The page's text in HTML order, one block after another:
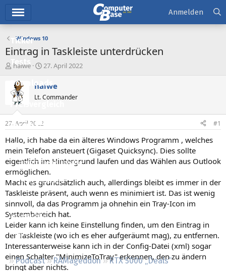
Ticker
Tests
Downloads
Preisvergleich
Forum
Aktuelles
Empfohlene Inhalte
Neue Beiträge
Neueste Aktivitäten
Leserartikel
Regeln
Podcast RAMageddon
RTX 5000 „Deals“
Anmelden
Windows 10
Eintrag in Taskleiste unterdrücken
E
s
t
e
e
r
halwe
E
s
e
l
t
a
27. April 2022
halwe
Lt. Commander
27. April 2022 #1
Hallo, ich habe da ein älteres Windows Programm , welches
mein Telefon ansteuert (Gigaset Quicksync). Dies sollte
eigentlich im Hintergrund laufen und das Wählen aus Outlook
ermöglichen.
Macht es grundsätzlich auch, allerdings bleibt es immer in der
Taskleiste präsent, auch wenn es minimiert ist. Das ist wenig
sinnvoll, da das Programm ja ohnehin ein Tray-Icon im
Systembereich hat.
Leider kann ich keine Einstellung finden, um den Eintrag in
der Taskleiste (wo ich es eher aufgeräumt mag), zu entfernen.
Interessanterweise kann ich in der Config-Datei (xml) sogar
einen Schalter "MinimizeToTray" erkennen, den zu ändern
bringt aber nichts.